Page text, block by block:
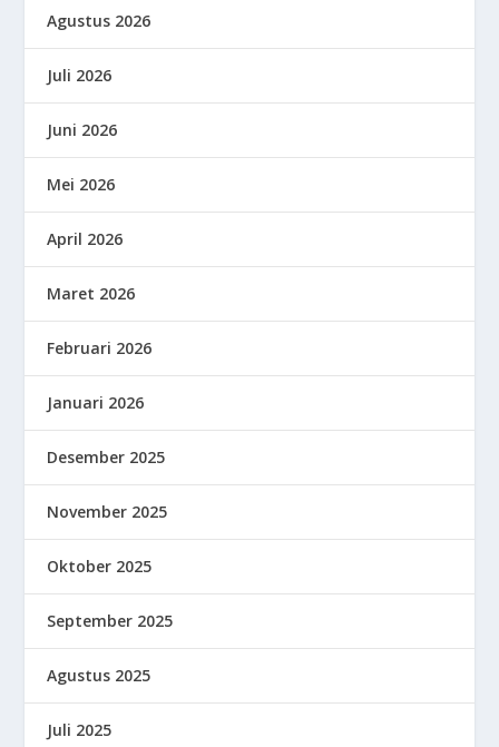
Agustus 2026
Juli 2026
Juni 2026
Mei 2026
April 2026
Maret 2026
Februari 2026
Januari 2026
Desember 2025
November 2025
Oktober 2025
September 2025
Agustus 2025
Juli 2025